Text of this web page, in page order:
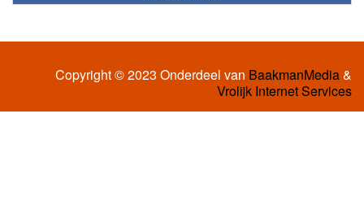
Copyright © 2023 Onderdeel van BaakmanMedia&
Vrolijk Internet Services